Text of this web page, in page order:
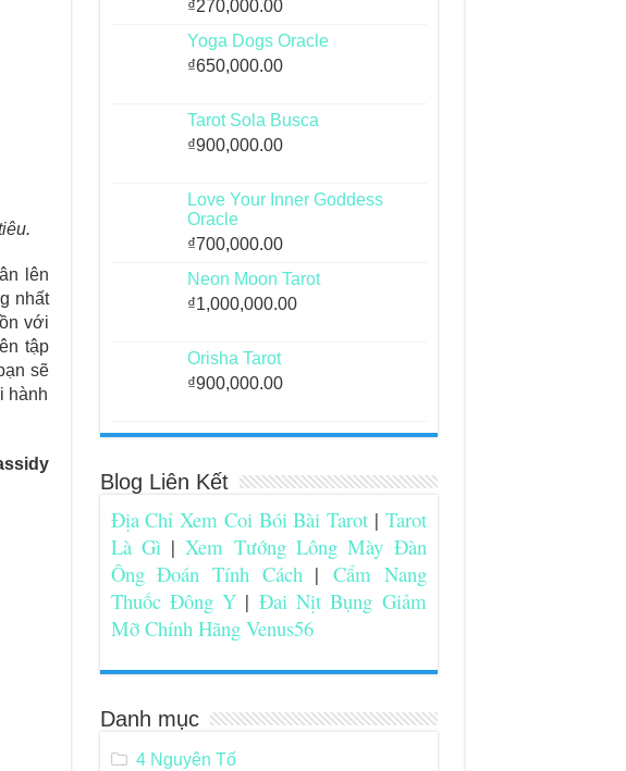
lên
nhất
với
tập
sẽ
hành
₫270,000.00
Yoga Dogs Oracle
₫650,000.00
Tarot Sola Busca
₫900,000.00
Love Your Inner Goddess
Oracle
₫700,000.00
Neon Moon Tarot
₫1,000,000.00
Orisha Tarot
₫900,000.00
Blog Liên Kết
Địa Chỉ Xem Coi Bói Bài Tarot | Tarot
Là Gì|Xem Tướng Lông Mày Đàn
Ông Đoán Tính Cách| Cẩm Nang
Thuốc Đông Y|Đai Nịt Bụng Giảm
Mỡ Chính Hãng Venus56
Danh mục
4 Nguyên Tố